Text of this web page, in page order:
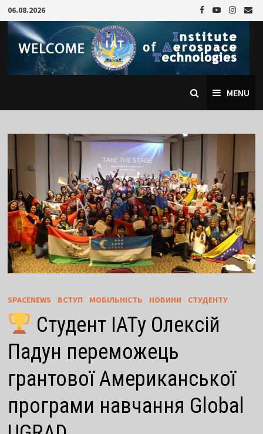
Skip
to
content
06.08.2026
MENU
SPACENEWS ВСТУП МОБІЛЬНІСТЬ НОВИНИ СТУДЕНТУ
Студент ІАТу Олексій
Падун переможець
грантової Американської
програми навчання Global